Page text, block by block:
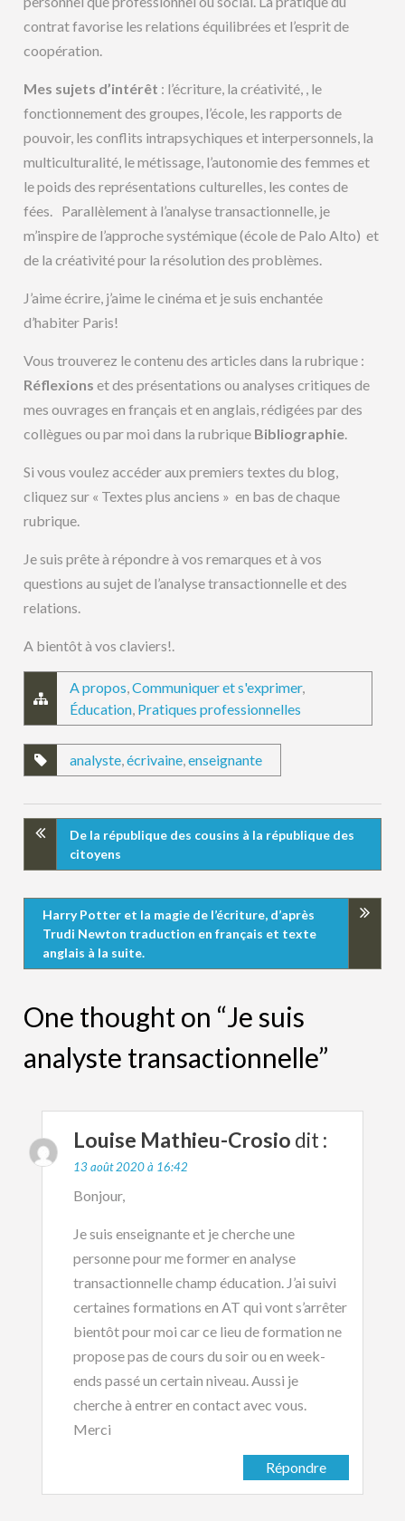
contrat favorise les relations équilibrées et l’esprit de
coopération.
Mes sujets d’intérêt : l’écriture, la créativité, , le
fonctionnement des groupes, l’école, les rapports de
pouvoir, les conflits intrapsychiques et interpersonnels, la
multiculturalité, le métissage, l’autonomie des femmes et
le poids des représentations culturelles, les contes de
fées. Parallèlement à l’analyse transactionnelle, je
m’inspire de l’approche systémique (école de Palo Alto) et
de la créativité pour la résolution des problèmes.
J’aime écrire, j’aime le cinéma et je suis enchantée
d’habiter Paris!
Vous trouverez le contenu des articles dans la rubrique :
Réflexions et des présentations ou analyses critiques de
mes ouvrages en français et en anglais, rédigées par des
collègues ou par moi dans la rubrique Bibliographie.
Si vous voulez accéder aux premiers textes du blog,
cliquez sur « Textes plus anciens » en bas de chaque
rubrique.
Je suis prête à répondre à vos remarques et à vos
questions au sujet de l’analyse transactionnelle et des
relations.
A bientôt à vos claviers!.
A propos,Communiquer et s'exprimer,
Éducation, Pratiques professionnelles
analyste,écrivaine,enseignante
De la république des cousins à la république des
citoyens
Harry Potter et la magie de l’écriture, d’après
Trudi Newton traduction en français et texte
anglais à la suite.
One thought on “Je suis
analyste transactionnelle”
Louise Mathieu-Crosio dit :
13 août 2020 à 16:42
Bonjour,
Je suis enseignante et je cherche une
personne pour me former en analyse
transactionnelle champ éducation. J’ai suivi
certaines formations en AT qui vont s’arrêter
bientôt pour moi car ce lieu de formation ne
propose pas de cours du soir ou en week-
ends passé un certain niveau. Aussi je
cherche à entrer en contact avec vous.
Merci
Répondre